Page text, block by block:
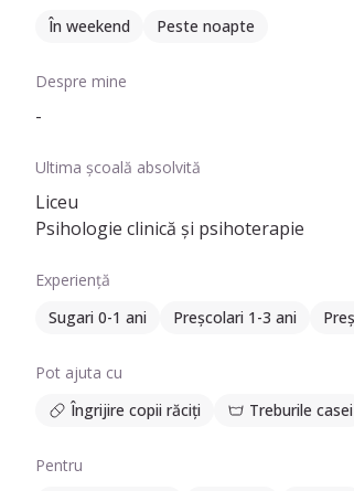
În weekend
Peste noapte
Despre mine
-
Ultima școală absolvită
Liceu
Psihologie clinică și psihoterapie
Experiență
Sugari 0-1 ani
Preșcolari 1-3 ani
Pot ajuta cu
Îngrijire copii răciți
Treburile casei
Pentru